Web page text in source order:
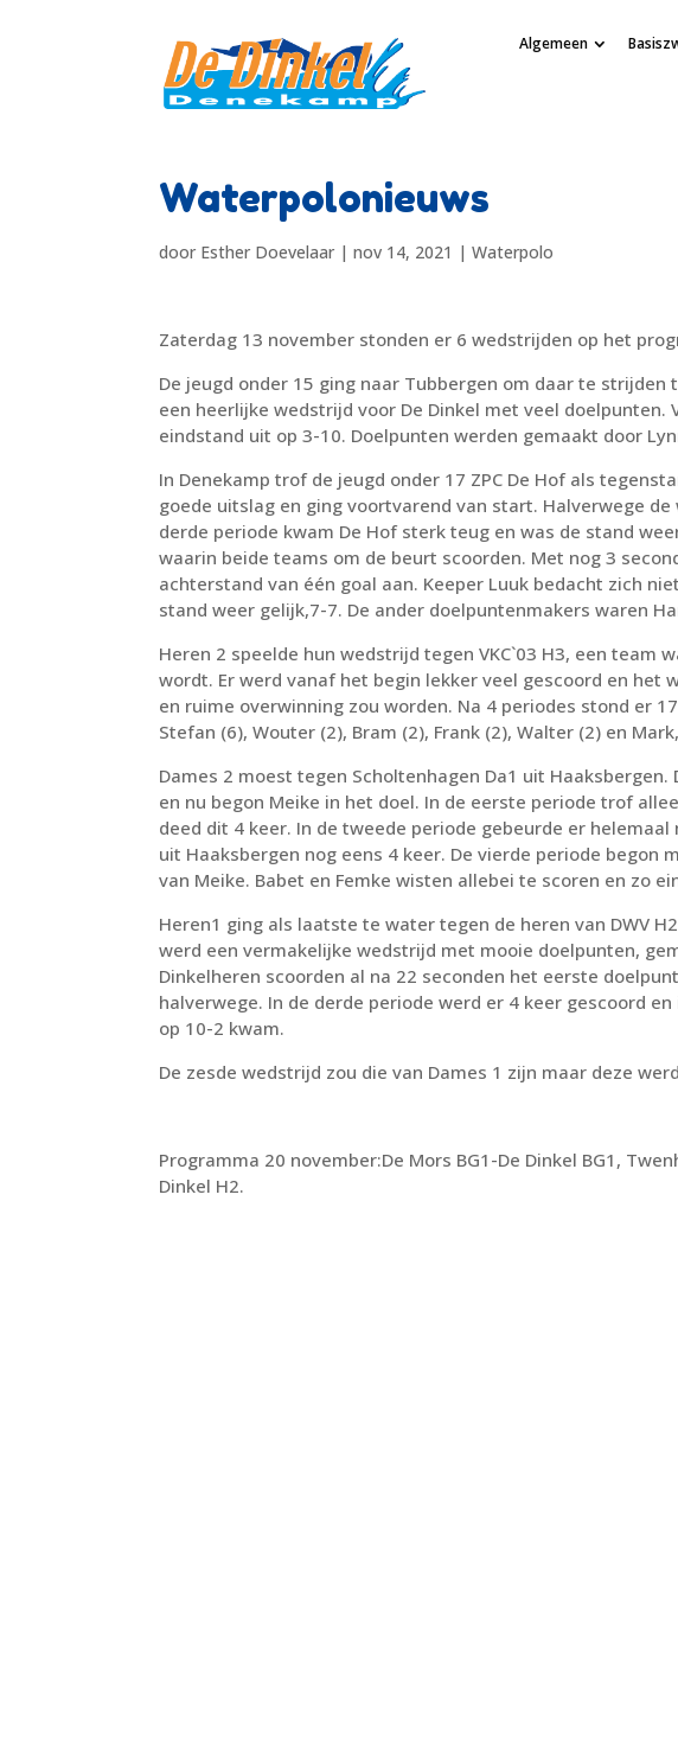
Algemeen
Waterpolonieuws
door Esther Doevelaar |nov 14, 2021 |Waterpolo
Zaterdag 13 november stonden er 6 wedstrijden op het
De jeugd onder 15 ging naar Tubbergen om daar te strijden
een heerlijke wedstrijd voor De Dinkel met veel doelpunten.
eindstand uit op 3-10. Doelpunten werden gemaakt door
In Denekamp trof de jeugd onder 17 ZPC De Hof als
goede uitslag en ging voortvarend van start. Halverwege
derde periode kwam De Hof sterk teug en was de stand
waarin beide teams om de beurt scoorden. Met nog 3
achterstand van één goal aan. Keeper Luuk bedacht zich
stand weer gelijk,7-7. De ander doelpuntenmakers waren
Heren 2 speelde hun wedstrijd tegen VKC`03 H3, een team
wordt. Er werd vanaf het begin lekker veel gescoord en het
en ruime overwinning zou worden. Na 4 periodes stond er
Stefan (6), Wouter (2), Bram (2), Frank (2), Walter (2) en
Dames 2 moest tegen Scholtenhagen Da1 uit
en nu begon Meike in het doel. In de eerste periode trof
deed dit 4 keer. In de tweede periode gebeurde er
uit Haaksbergen nog eens 4 keer. De vierde periode begon
van Meike. Babet en Femke wisten allebei te scoren en zo
Heren1 ging als laatste te water tegen de heren van DWV
werd een vermakelijke wedstrijd met mooie doelpunten,
Dinkelheren scoorden al na 22 seconden het eerste
halverwege. In de derde periode werd er 4 keer gescoord
op 10-2 kwam.
De zesde wedstrijd zou die van Dames 1 zijn maar deze
Programma 20 november:De Mors BG1-De Dinkel BG1,
Dinkel H2.